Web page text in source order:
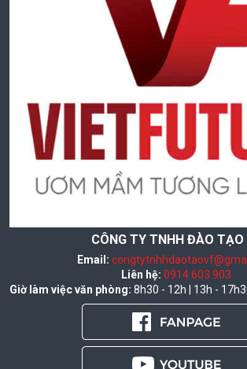
CÔNG TY TNHH ĐÀO TẠO
Email:
Liên hệ: 0914 603 903
Giờ làm việc văn phòng: 8h30 - 12h | 13h -